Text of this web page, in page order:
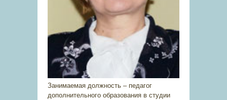
Занимаемая должность – педагог
дополнительного образования в студии